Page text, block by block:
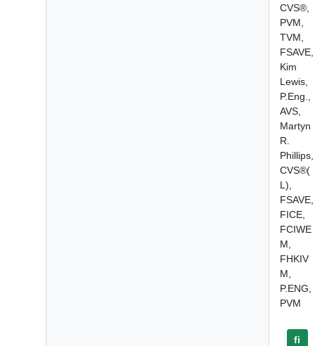
CVS®,
PVM,
TVM,
FSAVE,
Kim
Lewis,
P.Eng.,
AVS,
Martyn
R.
Phillips,
CVS®(
L),
FSAVE,
FICE,
FCIWE
M,
FHKIV
M,
P.ENG,
PVM
fi